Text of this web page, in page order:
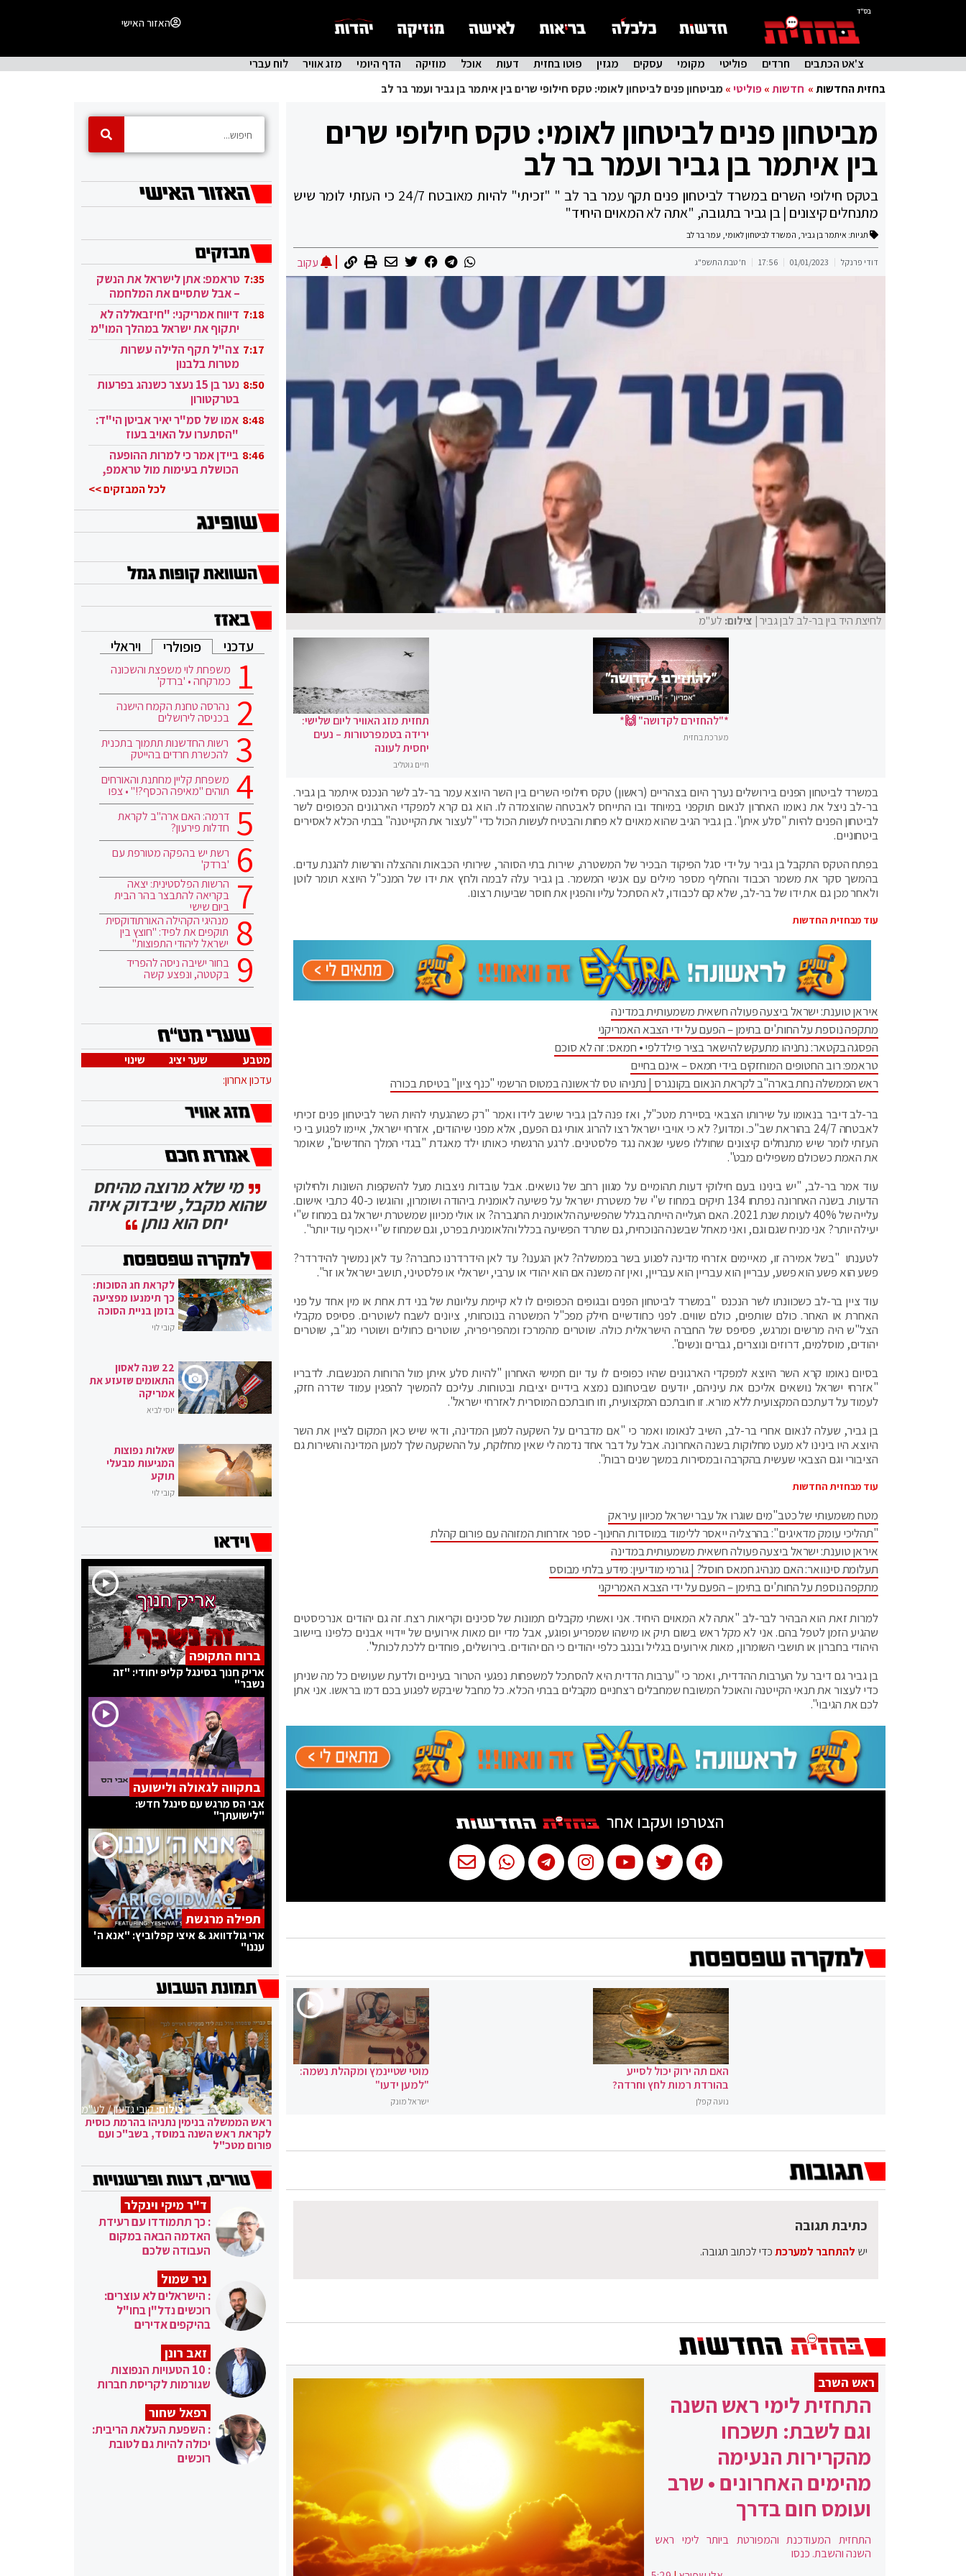
בס"ד
האזור האישי
צ'אט הכתבים חרדים פוליטי מקומי עסקים מגזין פוטו בחזית דעות אוכל מוזיקה הדף היומי מזג אוויר
לוח עברי
בחזית החדשות» חדשות»פוליטי»מביטחון פנים לביטחון לאומי: טקס חילופי שרים בין איתמר בן גביר ועמר בר לב
מביטחון פנים לביטחון לאומי: טקס חילופי שרים
בין איתמר בן גביר ועמר בר לב
בטקס חילופי השרים במשרד לביטחון פנים תקף עמר בר לב " "זכיתי" להיות מאובטח 24/7 כי העזתי לומר שיש
מתנחלים קיצונים | בן גביר בתגובה, "אתה לא המאוים היחיד"
תגיות: איתמר בן גביר, המשרד לביטחון לאומי, עמר בר לב
דודי פרנקל 01/01/2023
17:56 ח' טבת התשפ"ג עקוב
לחיצת היד בין בר-לב לבן גביר| צילום: לע"מ
*"להחזירם לקדושה" 🙌*
מערכת בחזית
תחזית מזג האוויר ליום שלישי:
ירידה בטמפרטורות – נעים
יחסית לעונה
חיים גוטליב
במשרד לביטחון הפנים בירושלים נערך היום בצהריים (ראשון) טקס חילופי השרים בין השר היוצא עמר בר-לב לשר הנכנס איתמר בן גביר.
בר-לב ניצל את נאומו האחרון לנאום תוקפני במיוחד ובו התייחס לאבטחה שהוצמדה לו. הוא גם קרא למפקדי הארגונים הכפופים לשר
לביטחון הפנים להיות "סלע איתן". בן גביר הגיב שהוא מאוים לא פחות והבטיח לעשות הכול כדי "לעצור את הקייטנה" בבתי הכלא לאסירים
ביטחוניים.
בפתח הטקס התקבל בן גביר על ידי סגל הפיקוד הבכיר של המשטרה, שירות בתי הסוהר, שירותי הכבאות וההצלה והרשות להגנת עדים.
בהמשך סקר את משמר הכבוד והחליף מספר מילים עם אנשי המשמר. בן גביר עלה לבמה ולחץ את ידו של המנכ"ל היוצא תומר לוטן
ולאחר מכן גם את ידו של בר-לב, שלא קם לכבודו, לא הסתכל עליו והפגין את חוסר שביעות רצונו.
עוד מבחזית החדשות
איראן טוענת: ישראל ביצעה פעולה חשאית משמעותית במדינה
מתקפה נוספת על החות'ים בתימן – הפעם על ידי הצבא האמריקני
הפסגה בקטאר: נתניהו מתעקש להישאר בציר פילדלפי • חמאס: זה לא סוכם
טראמפ: רוב החטופים המוחזקים בידי חמאס – אינם בחיים
ראש הממשלה נחת בארה"ב לקראת הנאום בקונגרס | נתניהו טס לראשונה במטוס הרשמי "כנף ציון" בטיסת בכורה
בר-לב דיבר בנאומו על שירותו הצבאי בסיירת מטכ"ל, ואז פנה לבן גביר שישב לידו ואמר "רק כשהגעתי להיות השר לביטחון פנים זכיתי
לאבטחה 24/7 בהוראת שב"כ. ומדוע? לא כי אויבי ישראל רצו להרוג אותי גם הפעם, אלא מפני שיהודים, אזרחי ישראל, איימו לפגוע בי כי
העזתי לומר שיש מתנחלים קיצונים שחוללו פשעי שנאה נגד פלסטינים. לרגע הרגשתי כאותו ילד מאגדת "בגדי המלך החדשים", שאומר
את האמת כשכולם משפילים מבט".
עוד אמר בר-לב, "יש בינינו בעם חילוקי דעות תהומיים על מגוון רחב של נושאים. אבל עובדות ניצבות מעל להשקפות השונות ולחילוקי
הדעות. בשנה האחרונה נפתחו 134 תיקים במחוז ש"י של משטרת ישראל על פשיעה לאומנית ביהודה ושומרון, והוגשו כ-40 כתבי אישום.
עלייה של 40% לעומת שנת 2021. האם העלייה הייתה בגלל שהפשיעה הלאומנית התגברה? או אולי מכיוון שמשטרת ישראל גם במחוז ש"י
יעילה יותר? אני מניח שגם וגם, ואני מאחל שבשנה הנוכחית, גם שתרד הפשיעה בכלל והלאומנית בפרט, וגם שמחוז ש"י יאכוף עוד יותר".
לטענתו "בשל אמירה זו, מאיימים אזרחי מדינה לפגוע בשר בממשלה? לאן הגענו? עד לאן הידרדרנו כחברה? עד לאן נמשיך להידרדר?
פשע הוא פשע הוא פשע, עבריין הוא עבריין הוא עבריין, ואין זה משנה אם הוא יהודי או ערבי, ישראלי או פלסטיני, תושב ישראל או זר".
עוד ציין בר-לב כשכוונתו לשר הנכנס "במשרד לביטחון הפנים ובגופים הכפופים לו לא קיימת עליונות של בני דת אחת או מין אחד על פני
האחרת או האחר. כולם שותפים, כולם שווים. לפני כחודשיים חילק מפכ"ל המשטרה בנוכחותי, ציונים לשבח לשוטרים. פסיפס מקבלי
הצל"ש היה מרשים ומרגש, פסיפס של החברה הישראלית כולה. שוטרים מהמרכז ומהפריפריה, שוטרים כחולים ושוטרי מג"ב, שוטרים
יהודים, מוסלמים, דרוזים ונוצרים, גברים ונשים".
בסיום נאומו קרא השר היוצא למפקדי הארגונים שהיו כפופים לו עד יום חמישי האחרון "להיות סלע איתן מול הרוחות המנשבות. לדבריו
"אזרחי ישראל נושאים אליכם את עיניהם, יודעים שביטחונם נמצא בידיים יציבות ובטוחות. עליכם להמשיך להפגין עמוד שדרה חזק,
לעמוד על דעתכם המקצועית ללא מורא. זו חובתכם המקצועית, וזו חובתכם המוסרית לאזרחי ישראל".
בן גביר, שעלה לנאום אחרי בר-לב, השיב לנאומו ואמר כי "אם מדברים על השקעה למען המדינה, ודאי שיש כאן המקום לציין את השר
היוצא. היו בינינו לא מעט מחלוקות בשנה האחרונה. אבל על דבר אחד נדמה לי שאין מחלוקת, על ההשקעה שלך למען המדינה והשירות גם
הציבורי וגם הצבאי שעשית בהקרבה ובמסירות במשך שנים רבות".
עוד מבחזית החדשות
מטח משמעותי של כטב"מים שוגרו אל עבר ישראל מכיוון עיראק
"תהליכי עומק מדאיגים": בהרצליה ייאסר ללימוד במוסדות החינוך- ספר אזרחות המזוהה עם פורום קהלת
איראן טוענת: ישראל ביצעה פעולה חשאית משמעותית במדינה
תעלומת סינוואר: האם מנהיג חמאס חוסל? | גורמי מודיעין: מידע בלתי מבוסס
מתקפה נוספת על החות'ים בתימן – הפעם על ידי הצבא האמריקני
למרות זאת הוא הבהיר לבר-לב "אתה לא המאוים היחיד. אני ואשתי מקבלים תמונות של סכינים וקריאות רצח. זה גם יהודים אנרכיסטים
שהגיע הזמן לטפל בהם. אני לא מקל ראש בשום תיק או מישהו שמפריע ופוגע, אבל מדי יום מאות אירועים של יידויי אבנים כלפינו ביישוב
היהודי בחברון או תושבי השומרון, מאות אירועים בגליל ובנגב כלפי יהודים כי הם יהודים. בירושלים, פוחדים ללכת לכותל".
בן גביר גם דיבר על הערבות ההדדית, ואמר כי "ערבות הדדית היא להסתכל למשפחות נפגעי הטרור בעיניים ולדעת שעושים כל מה שניתן
כדי לעצור את תנאי הקייטנה והאוכל המשובח שמחבלים רצחניים מקבלים בבתי הכלא. כל מחבל שיבקש לפגוע בכם דמו בראשו. אני אתן
לכם את הגיבוי".
הצטרפו ועקבו אחר
האם תה ירוק יכול לסייע
בהורדת רמות לחץ וחרדה?
נועה קפלן
מוטי שטיינמץ ומקהלת נשמה:
"למען ידעו"
ישראל מונק
כתיבת תגובה
יש להתחבר למערכתכדי לכתוב תגובה.
ראש השרב
התחזית לימי ראש השנה
וגם לשבת: תשכחו
מהקרירות הנעימה
מהימים האחרונים • שרב
ועומס חום בדרך
התחזית המעודכנת והמפורטת ביותר לימי ראש
השנה והשבת. כנסו
7:35 טראמפ: אתן לישראל את הנשק
– אבל שתסיים את המלחמה
בעזה 7:18 דיווח אמריקני: "חיזבאללה לא
יתקוף את ישראל במהלך המו"מ
בקטאר" 7:17 צה"ל תקף הלילה עשרות
מטרות בלבנון
8:50
נער בן 15 נעצר כשנהג בפרעות
בטרקטורון
8:48 אמו של סמ"ר יאיר אביטן הי"ד:
"הסתערו על האויב בעוז
ובגבורה" 8:46 ביידן אמר כי למרות ההופעה
הכושלת בעימות מול טראמפ,
לכל המבזקים >>
עדכני פופולרי ויראלי
משפחת לוי משפצת והשכונה
כמרקחה • 'ברדק'
נהרסה טחנת הקמח הישנה
בכניסה לירושלים
רשות החדשנות תתמוך בתכנית
להכשרת חרדים בהייטק
משפחת קליין מחתנת והאורחים
תוהים "מאיפה הכסף?!" • צפו
דרמה: האם ארה"ב לקראת
חדלות פירעון?
רשת יש בהפקה מטורפת עם
'ברדק'
הרשות הפלסטינית: יצאה
בקריאה להתבצר בהר הבית
ביום שישי
מנהיגי הקהילה האורתודוקסית
תוקפים את לפיד: "חוצץ בין
ישראל ליהודי התפוצות"
בחור ישיבה ניסה להפריד
בקטטה, ונפצע קשה
מטבע שער יציג
שינוי
עדכון אחרון:
מי שלא מרוצה מהיחס
שהוא מקבל, שיבדוק איזה
יחס הוא נותן
לקראת חג הסוכות:
כך תימנעו מפציעה
בזמן בניית הסוכה
קובי לוי
22 שנה לאסון
התאומים שזעזע את
אמריקה
יוסי לביא
שאלות נפוצות
המגיעות מבעלי
תוקע
קובי לוי
ברוח התקופה
אריק חנוך בסינגל קליפ יחודי: "זה
נשבר"
בתקווה לגאולה ולישועה
אבי הס מרגש עם סינגל חדש:
"לישועתך"
תפילה מרגשת
ארי גולדוואג & איצי קפלוביץ: "אנא ה'
עננו"
צילום:קובי גדעון / לע"מ
ראש הממשלה בנימין נתניהו בהרמת כוסית
לקראת ראש השנה במוסד, בשב"כ ועם
פורום מטכ"ל
ד"ר מיקי וינקלר
: כך תתמודדו עם רעידת
האדמה הבאה במקום
העבודה שלכם
ניר שמול
: הישראלים לא עוצרים:
רוכשים נדל"ן בחו"ל
בהיקפים אדירים
זאב רונן
: 10 הטעויות הנפוצות
שגורמות לקריסת חברות
רפאל שחור
: השפעת העלאת הריבית:
יכולה להיות גם לטובת
רוכשים